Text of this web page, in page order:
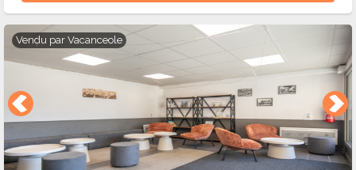
Vendu par Vacanceole